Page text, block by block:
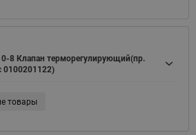
8 Клапан терморегулирующий(пр.
0100201122)
товары